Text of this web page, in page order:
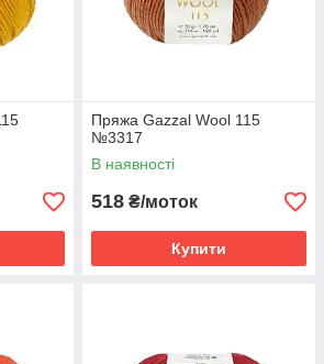
Пряжа Gazzal Wool 115
№3317
В наявності
518 ₴/моток
Купити